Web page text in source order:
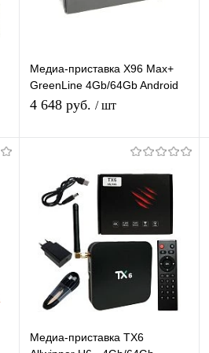
Медиа-приставка X96 Max+
GreenLine 4Gb/64Gb Android
9,0 Медиаплеер Smart tv IPTV
4 648 руб. / шт
Купить в 1
К
сравнению
В избранное
Недоступно
Медиа-приставка TX6